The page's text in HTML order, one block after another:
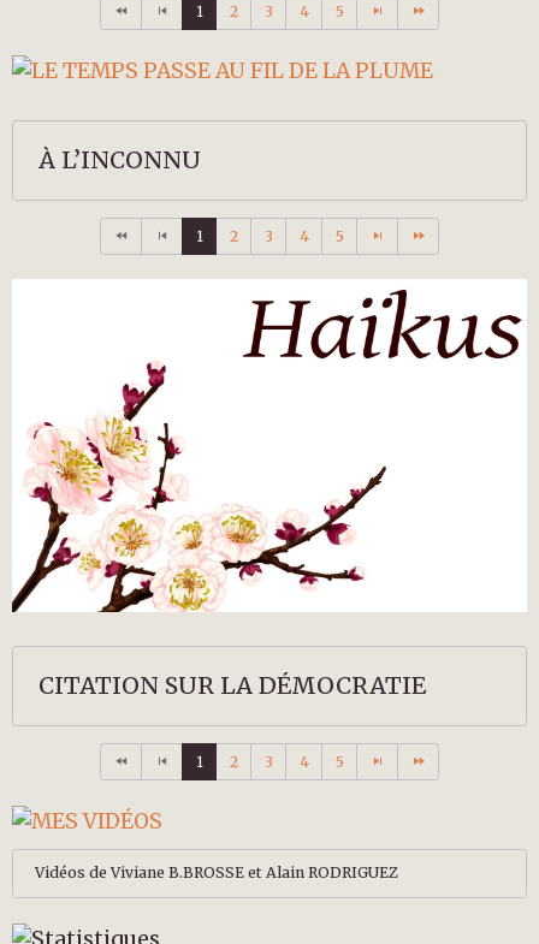
1 2 3 4 5
À L’INCONNU
1 2 3 4 5
CITATION SUR LA DÉMOCRATIE
1 2 3 4 5
Vidéos de Viviane B.BROSSE et Alain RODRIGUEZ